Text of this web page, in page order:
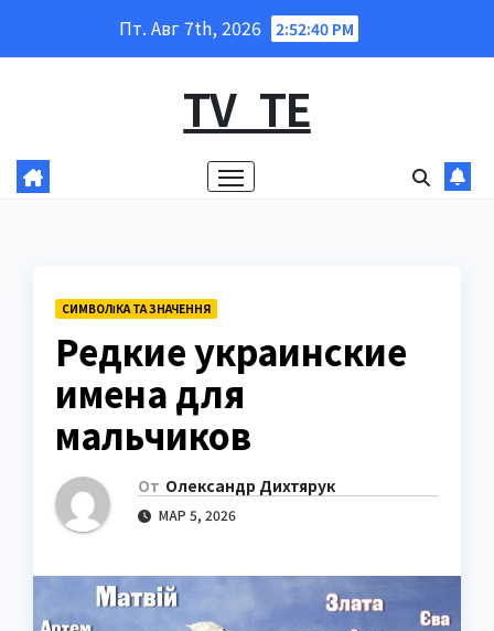
Пт. Авг 7th, 2026 2:52:41 PM
TV_TE
СИМВОЛІКА ТА ЗНАЧЕННЯ
Редкие украинские
имена для
мальчиков
От Олександр Дихтярук
МАР 5, 2026